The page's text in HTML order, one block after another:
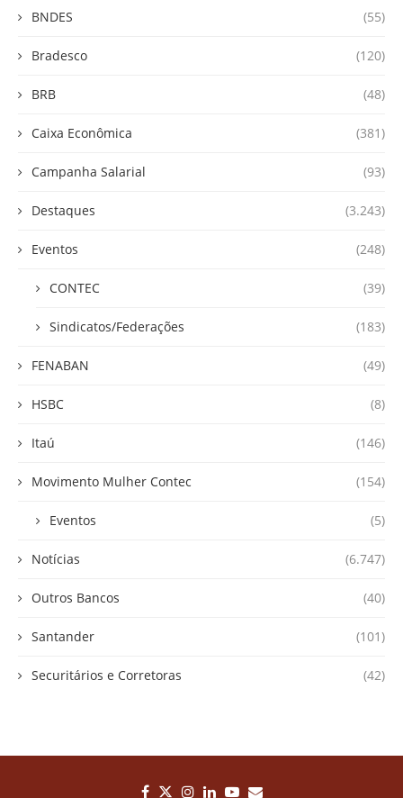
BNDES (55)
Bradesco (120)
BRB (48)
Caixa Econômica (381)
Campanha Salarial (93)
Destaques (3.243)
Eventos (248)
CONTEC (39)
Sindicatos/Federações (183)
FENABAN (49)
HSBC (8)
Itaú (146)
Movimento Mulher Contec (154)
Eventos (5)
Notícias (6.747)
Outros Bancos (40)
Santander (101)
Securitários e Corretoras (42)